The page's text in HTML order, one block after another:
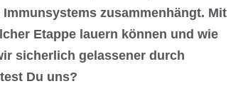
zusammenhängt. Mit
Etappe lauern können und wie
sicherlich gelassener durch
Du uns?